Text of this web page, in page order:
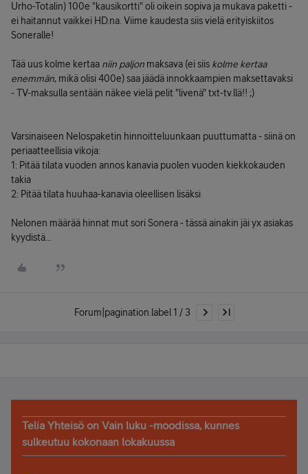
Urho-Totalin) 100e "kausikortti" oli oikein sopiva ja mukava paketti -
ei haitannut vaikkei HD.na. Viime kaudesta siis vielä erityiskiitos
Soneralle!
Tää uus kolme kertaa niin paljon maksava (ei siis kolme kertaa
enemmän, mikä olisi 400e) saa jäädä innokkaampien maksettavaksi
- TV-maksulla sentään näkee vielä pelit "livenä" txt-tv.llä!! ;)
Varsinaiseen Nelospaketin hinnoitteluunkaan puuttumatta - siinä on
periaatteellisia vikoja:
1: Pitää tilata vuoden annos kanavia puolen vuoden kiekkokauden
takia
2: Pitää tilata huuhaa-kanavia oleellisen lisäksi
Nelonen määrää hinnat mut sori Sonera - tässä ainakin jäi yx asiakas
kyydistä...
Forum|pagination.label 1 / 3
Telia Yhteisö on Vain luku -moodissa, kunnes
sulkeutuu kokonaan lokakuussa